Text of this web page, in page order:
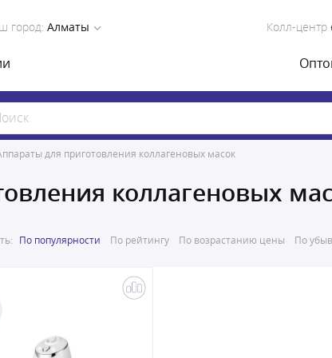
город: Алматы Колл-центр
для приготовления коллагеновых масок
коллагеновых
По популярности По рейтингу По возрастанию цены По